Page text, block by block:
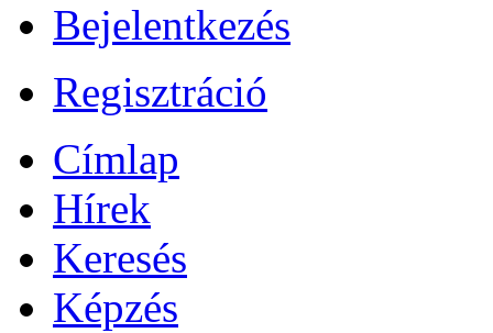
Bejelentkezés
Regisztráció
Címlap
Hírek
Keresés
Képzés